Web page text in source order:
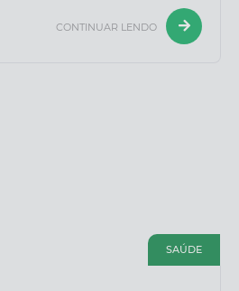
CONTINUAR LENDO
SAÚDE